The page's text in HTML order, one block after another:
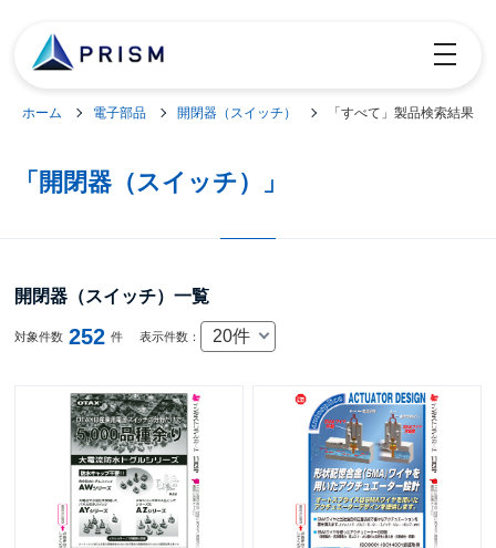
toggle
ホーム 電子部品 開閉器（スイッチ） 「すべて」製品検索結果
「開閉器（スイッチ）」
開閉器（スイッチ）一覧
対象件数 252 件 表示件数： 20件